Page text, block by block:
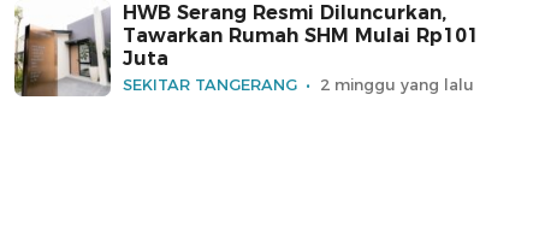
HWB Serang Resmi Diluncurkan,
Tawarkan Rumah SHM Mulai Rp101
Juta
SEKITAR TANGERANG 2 minggu yang lalu